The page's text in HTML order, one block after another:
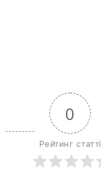
0
Рейтинг статті